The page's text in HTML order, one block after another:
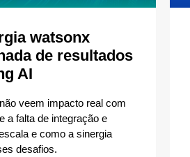
watsonx
de resultados
AI
veem impacto real com
a falta de integração e
e como a sinergia
desafios.